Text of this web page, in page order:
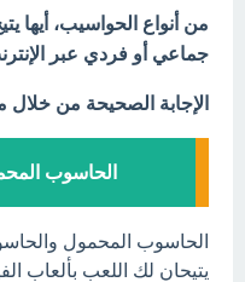
من أنواع الحواسيب، أيها
جماعي أو فردي عبر
الإجابة الصحيحة من خلال
الحاسوب
الحاسوب المحمول
يتيحان لك اللعب بألعاب